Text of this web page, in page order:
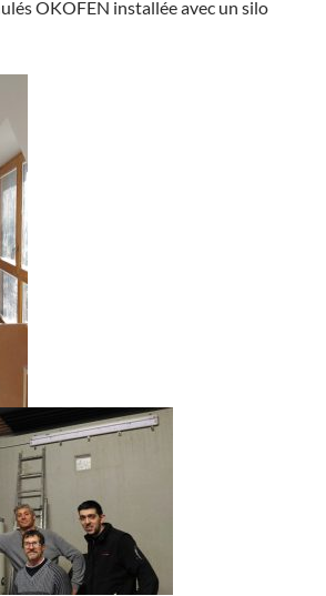
OKOFEN installée avec un silo